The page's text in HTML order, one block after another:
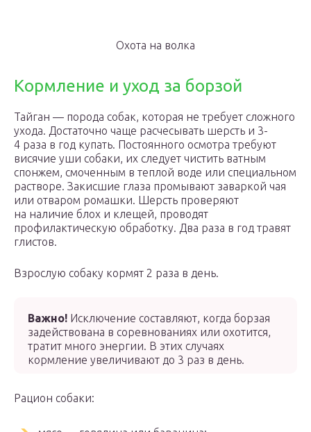
Охота на волка
Кормление и уход за борзой
Тайган — порода собак, которая не требует сложного
ухода. Достаточно чаще расчесывать шерсть и 3-
4 раза в год купать. Постоянного осмотра требуют
висячие уши собаки, их следует чистить ватным
спонжем, смоченным в теплой воде или специальном
растворе. Закисшие глаза промывают заваркой чая
или отваром ромашки. Шерсть проверяют
на наличие блох и клещей, проводят
профилактическую обработку. Два раза в год травят
глистов.
Взрослую собаку кормят 2 раза в день.
Важно! Исключение составляют, когда борзая
задействована в соревнованиях или охотится,
тратит много энергии. В этих случаях
кормление увеличивают до 3 раз в день.
Рацион собаки: